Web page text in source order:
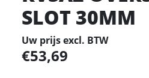
SLOT 30MM
Uw prijs excl. BTW
53,69